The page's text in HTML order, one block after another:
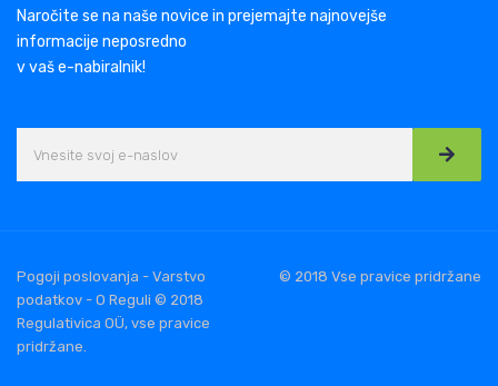
Naročite se na naše novice in prejemajte najnovejše
informacije neposredno
v vaš e-nabiralnik!
Pogoji poslovanja - Varstvo
podatkov - O Reguli © 2018
Regulativica OÜ, vse pravice
pridržane.
© 2018 Vse pravice pridržane